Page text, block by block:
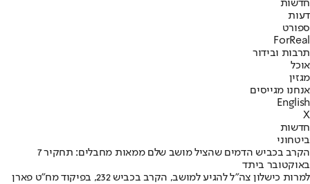
חדשות
דעות
ספורט
ForReal
תרבות ובידור
אוכל
מגזין
אנחנו מגייסים
English
X
חדשות
ביטחוני
הקרב בכביש הדמים שהציל מושב שלם ממאות מחבלים: תחקיר 7
באוקטובר ביתד
למרות כישלון צה"ל להגיע למושב, הקרב בכביש 232, בפיקוד מח”ט פארן